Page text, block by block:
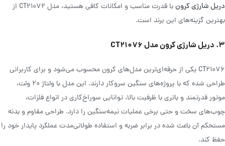
دریل شارژی کرون
با قدرت مناسب و امکانات کافی هستید، مدل CT21072 از
بهترین گزینه‌های این برند است.
۳. دریل شارژی کرون مدل CT21076
CT21076 یکی از حرفه‌ای‌ترین مدل‌های کرون محسوب می‌شود و برای کاربرانی
طراحی شده که با پروژه‌های سنگین سروکار دارند. این مدل با ولتاژ ۲۰ ولت،
موتور قدرتمند و باتری با ظرفیت بالا، توانایی سوراخ‌کاری در انواع فلزات،
چوب‌های سخت و حتی برخی عملیات نیمه‌سنگین را دارد. طراحی مقاوم و بدنه
مستحکم آن باعث شده در برابر ضربه و استفاده طولانی‌مدت عملکرد پایدار خود را
حفظ کند.